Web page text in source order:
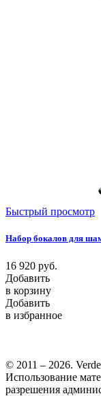
Быстрый просмотр
Набор бокалов для
16 920 руб.
Добавить
в корзину
Добавить
в избранное
© 2011 – 2026.
Использование
разрешения